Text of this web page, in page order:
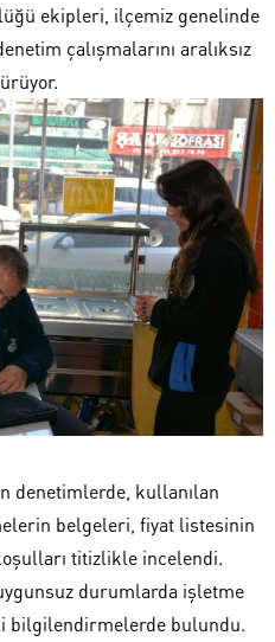
ekipleri, ilçemiz genelinde
çalışmalarını aralıksız
denetimlerde, kullanılan
belgeleri, fiyat listesinin
titizlikle incelendi.
durumlarda işletme
bilgilendirmelerde bulundu.